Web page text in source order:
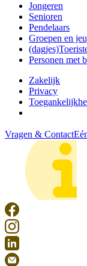
Jongeren
Senioren
Pendelaars
Groepen en
Personen met
Zakelijk
Privacy
Vragen & Contact